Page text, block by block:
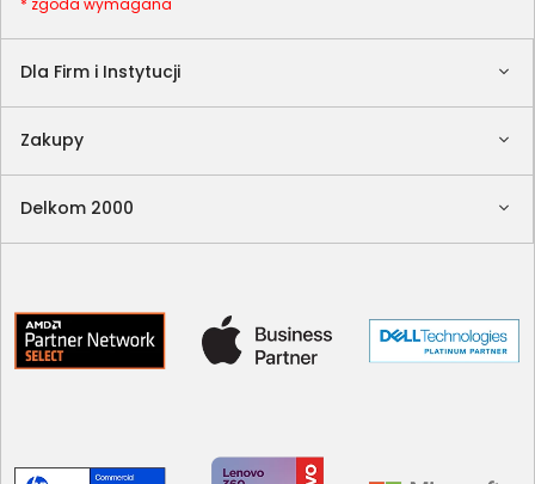
Dla Firm i Instytucji
Zakupy
Delkom 2000